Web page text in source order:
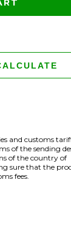
and customs
of the sending
of the country of
sure that the
fees.